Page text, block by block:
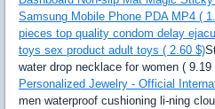
Samsung Mobile Phone PDA MP4 (
pieces top quality condom delay
toys sex product adult toys ( 2.60 $)
water drop necklace for women ( 9.19
Personalized Jewelry - Official
men waterproof cushioning li-ning